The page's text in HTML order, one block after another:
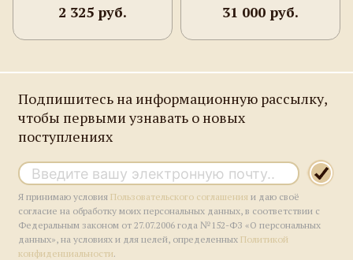
2 325 руб. 31 000 руб.
Подпишитесь на информационную рассылку,
чтобы первыми узнавать о новых
поступлениях
Я принимаю условияПользовательского соглашения и даю своё
согласие на обработку моих персональных данных, в соответствии с
Федеральным законом от 27.07.2006 года №152-ФЗ «О персональных
данных», на условиях и для целей, определенныхПолитикой
конфиденциальности.